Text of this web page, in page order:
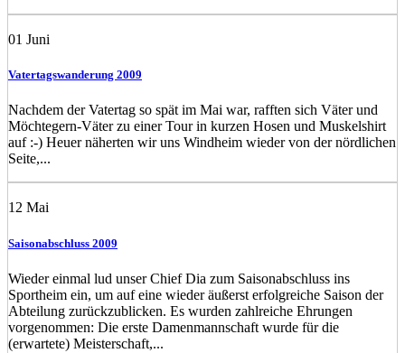
01 Juni
Vatertagswanderung 2009
Nachdem der Vatertag so spät im Mai war, rafften sich Väter und
Möchtegern-Väter zu einer Tour in kurzen Hosen und Muskelshirt
auf :-) Heuer näherten wir uns Windheim wieder von der nördlichen
Seite,...
12 Mai
Saisonabschluss 2009
Wieder einmal lud unser Chief Dia zum Saisonabschluss ins
Sportheim ein, um auf eine wieder äußerst erfolgreiche Saison der
Abteilung zurückzublicken. Es wurden zahlreiche Ehrungen
vorgenommen: Die erste Damenmannschaft wurde für die
(erwartete) Meisterschaft,...